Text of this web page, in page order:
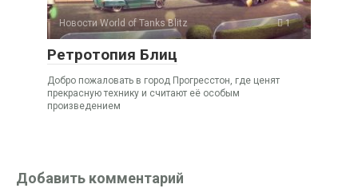
Новости World of Tanks Blitz 1
Ретротопия Блиц
Добро пожаловать в город Прогресстон, где ценят
прекрасную технику и считают её особым
произведением
Добавить комментарий